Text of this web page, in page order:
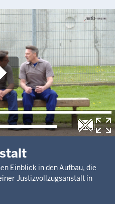
Einblick in den Aufbau, die
Justizvollzugsanstalt in